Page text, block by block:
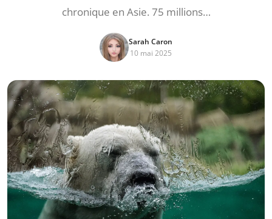
chronique en Asie. 75 millions…
Sarah Caron
10 mai 2025